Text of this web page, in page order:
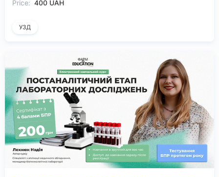
Price: 400 UAH
УЗД